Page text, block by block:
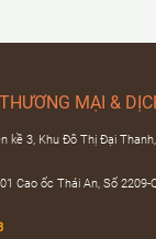
MẠI &
kề 3, Khu Đô Thị Đại
Cao ốc Thái An, Số 2209-